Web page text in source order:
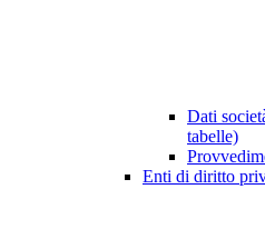
Dati
tabelle)
Enti di diritto